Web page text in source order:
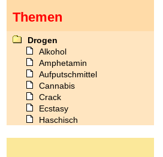
Themen
Drogen
Alkohol
Amphetamin
Aufputschmittel
Cannabis
Crack
Ecstasy
Haschisch